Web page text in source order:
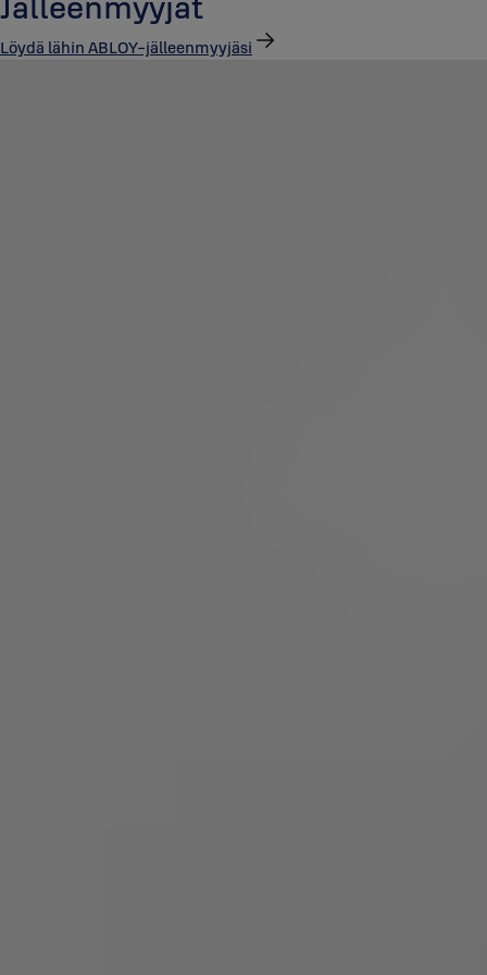
Löydä lähin ABLOY-jälleenmyyjäsi